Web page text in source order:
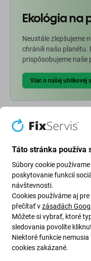
Ekológia na
Neustále zlepšujeme
chránili našu planétu.
prispôsobujeme naše
Viac o našej uhlíkovej
Newsletter Fix
ponuky.
Odoslaním tohto
rokov.
Súhlasím s odberom
Táto stránka používa
Súbory cookie
poskytovanie funkcií
návštevnosti.
Cookies používáme aj
přečítať vzásadách
Môžete si vybrať, ktoré
sledovania povolíte
Niektoré funkcie
cookies zakázané.